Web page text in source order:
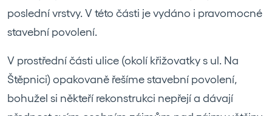
poslední vrstvy. V této části je vydáno i pravomocné
stavební povolení.
V prostřední části ulice (okolí křižovatky s ul. Na
Štěpnici) opakovaně řešíme stavební povolení,
bohužel si někteří rekonstrukci nepřejí a dávají